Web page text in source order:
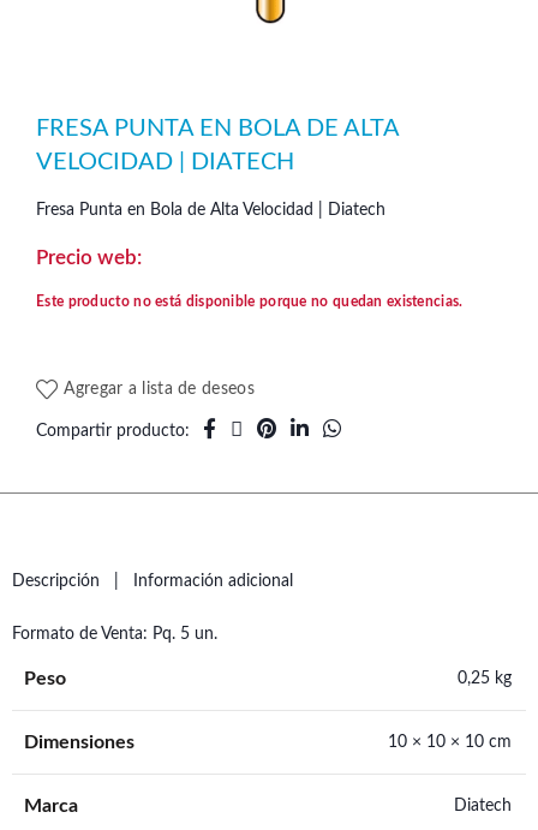
FRESA PUNTA EN BOLA DE ALTA
VELOCIDAD | DIATECH
Fresa Punta en Bola de Alta Velocidad | Diatech
Este producto no está disponible porque no quedan existencias.
Agregar a lista de deseos
Compartir producto
Descripción Información adicional
Formato de Venta: Pq. 5 un.
Peso 0,25 kg
Dimensiones 10 × 10 × 10 cm
Marca Diatech